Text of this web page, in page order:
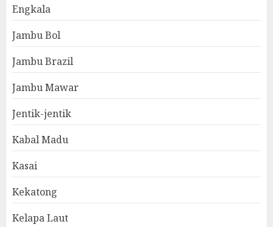
Engkala
Jambu Bol
Jambu Brazil
Jambu Mawar
Jentik-jentik
Kabal Madu
Kasai
Kekatong
Kelapa Laut